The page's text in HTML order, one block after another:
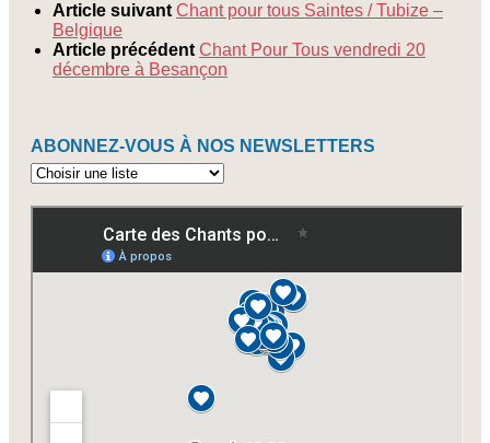
Article suivant Chant pour tous Saintes / Tubize –
Belgique
Article précédent Chant Pour Tous vendredi 20
décembre à Besançon
ABONNEZ-VOUS À NOS NEWSLETTERS
Abonnez-
à
newsletters